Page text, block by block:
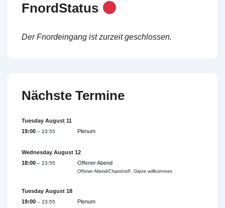
FnordStatus
Der Fnordeingang ist zurzeit geschlossen.
Nächste Termine
Tuesday August 11
19:00 – 23:55 Plenum
Wednesday August 12
18:00 – 23:55 Offener Abend
Offener Abend/Chaostreff, Gäste willkommen
Tuesday August 18
19:00 – 23:55 Plenum